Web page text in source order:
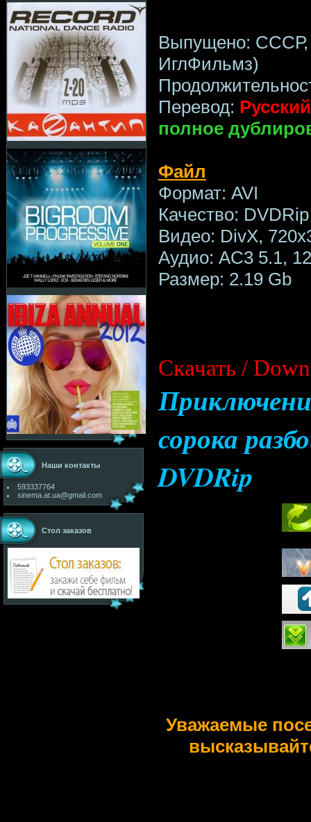
Наши контакты
593337764
sinema.at.ua@gmail.com
Стол заказов
Выпущено:
ИглФильмз)
Перевод: Русский
полное
Файл
Формат: AVI
Качество: DVDRip
Видео: DivX,
Аудио: AC3 5.1,
Размер: 2.19 Gb
Скачать /
сорока
DVDRip
Уважаемые